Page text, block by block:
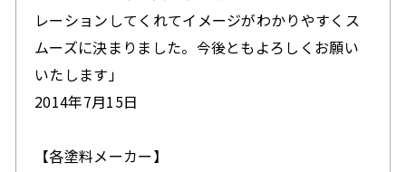
レーションしてくれてイメージがわかりやすくス
ムーズに決まりました。今後ともよろ しくお願い
いたします」
2014年7月15日
【各塗料メーカー】